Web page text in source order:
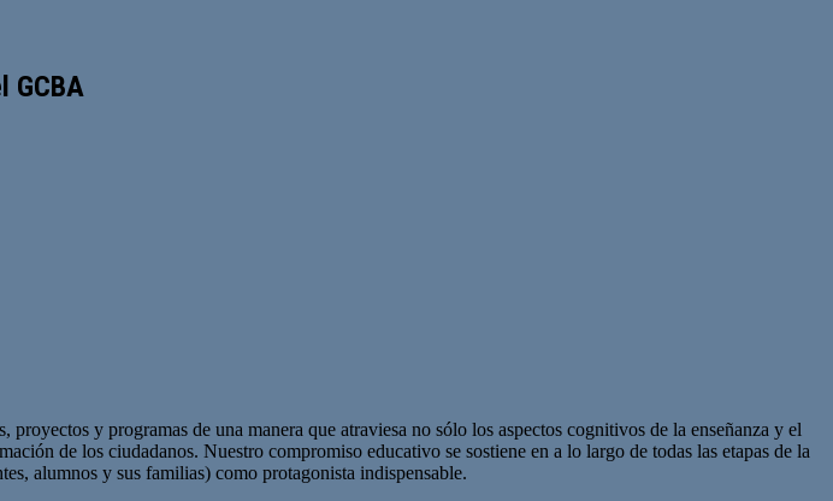
GCBA
y programas de una manera que atraviesa no sólo los aspectos cognitivos de la enseñanza y el
de los ciudadanos. Nuestro compromiso educativo se sostiene en a lo largo de todas las etapas de la
alumnos y sus familias) como protagonista indispensable.